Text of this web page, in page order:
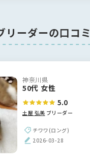
リーダーの口コミ
神奈川県
50代 女性
5.0
土屋 弘美 ブリーダー
チワワ(ロング)
2026-03-28